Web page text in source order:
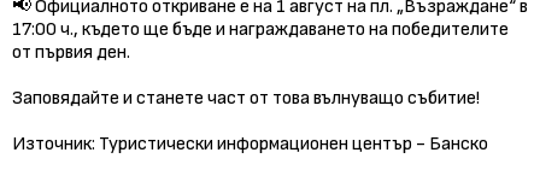
📢 Официалното откриване е на 1 август на пл. „Възраждане“ в
17:00 ч., където ще бъде и награждаването на победителите
от първия ден.
Заповядайте и станете част от това вълнуващо събитие!
Източник: Туристически информационен център - Банско